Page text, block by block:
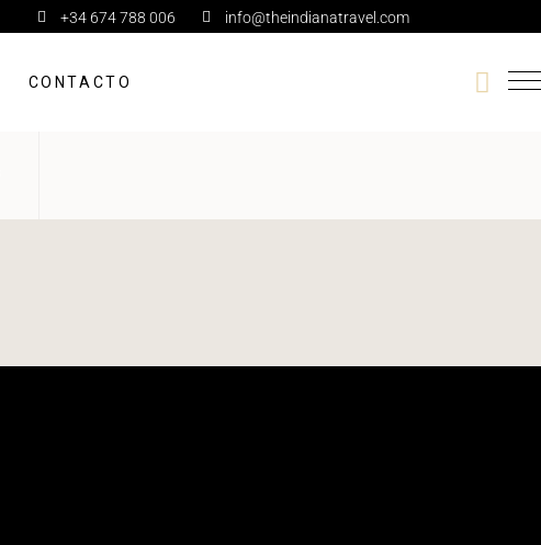
+34 674 788 006 info@theindianatravel.com
CONTACTO